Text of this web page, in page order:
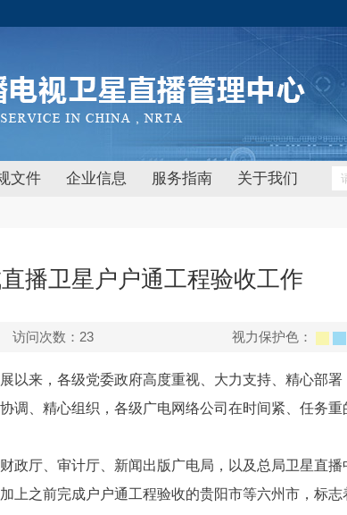
文件 企业信息 服务指南 关于我们
播卫星户户通工程验收工作
访问次数： 23 视力保护色：
以来，各级党委政府高度重视、大力支持、精心部
调、精心组织，各级广电网络公司在时间紧、任务重
政厅、审计厅、新闻出版广电局，以及总局卫星直播
上之前完成户户通工程验收的贵阳市等六州市，标志